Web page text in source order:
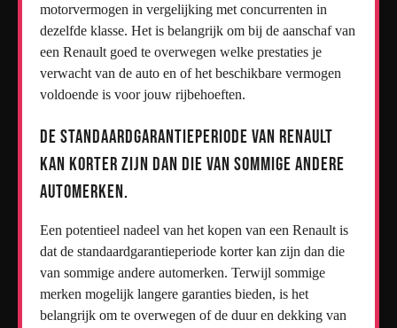
motorvermogen in vergelijking met concurrenten in
dezelfde klasse. Het is belangrijk om bij de aanschaf van
een Renault goed te overwegen welke prestaties je
verwacht van de auto en of het beschikbare vermogen
voldoende is voor jouw rijbehoeften.
De standaardgarantieperiode van Renault
kan korter zijn dan die van sommige andere
automerken.
Een potentieel nadeel van het kopen van een Renault is
dat de standaardgarantieperiode korter kan zijn dan die
van sommige andere automerken. Terwijl sommige
merken mogelijk langere garanties bieden, is het
belangrijk om te overwegen of de duur en dekking van